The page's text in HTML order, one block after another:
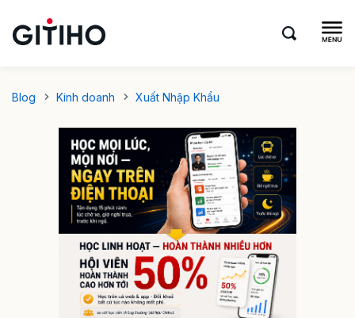
Blog Kinh doanh Xuất Nhập Khẩu